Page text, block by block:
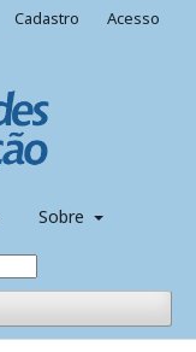
Sobre
Cadastro Acesso